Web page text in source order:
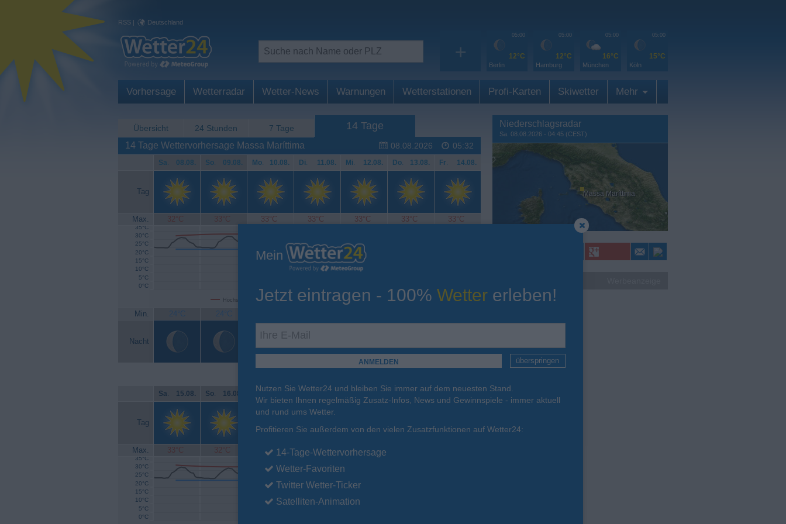
RSS | Deutschland
+
05:00
12°C
Berlin
05:00
12°C
Hamburg
05:00
16°C
München
05:00
15°C
Köln
Vorhersage Wetterradar Wetter-News Warnungen Wetterstationen Profi-Karten Skiwetter Mehr
Übersicht 24 Stunden 7 Tage 14 Tage
08.08.2026 05:32
14 Tage Wettervorhersage Massa Maríttima
Sa. 08.08. So. 09.08. Mo. 10.08. Di. 11.08. Mi. 12.08. Do. 13.08. Fr. 14.08.
Tag
Max. 32°C 33°C 33°C 33°C 33°C 33°C 33°C
Höchsttemperatur Tiefsttemperatur Aktuelle Temperatur
0°C
5°C
10°C
15°C
20°C
25°C
30°C
35°C
Min. 24°C 24°C
Nacht
Sa. 15.08. So. 16.08. Mo. 17.08. Di . 18.08. Mi. 19.08. Do. 20.08. Fr . 21.08.
Tag
Max. 33°C 32°C 32°C 32°C 32°C
0°C
5°C
10°C
15°C
20°C
25°C
30°C
35°C
Niederschlagsradar
Sa. 08.08.2026 - 04:45 (CEST)
Massa Maríttima
Mein
Jetzt eintragen - 100% Wetter erleben!
überspringen
Nutzen Sie Wetter24 und bleiben Sie immer auf dem neuesten Stand.
Wir bieten Ihnen regelmäßig Zusatz-Infos, News und Gewinnspiele - immer aktuell
und rund ums Wetter.
Profitieren Sie außerdem von den vielen Zusatzfunktionen auf Wetter24:
14-Tage-Wettervorhersage
Wetter-Favoriten
Twitter Wetter-Ticker
Satelliten-Animation